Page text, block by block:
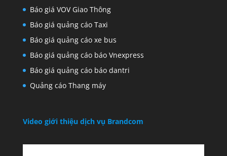
Báo giá VOV Giao Thông
Báo giá quảng cáo Taxi
Báo giá quảng cáo xe bus
Báo giá quảng cáo báo Vnexpress
Báo giá quảng cáo báo dantri
Quảng cáo Thang máy
Video giới thiệu dịch vụ Brandcom